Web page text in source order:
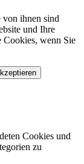
von ihnen sind
und Ihre
Cookies, wenn Sie
Cookies und
zu